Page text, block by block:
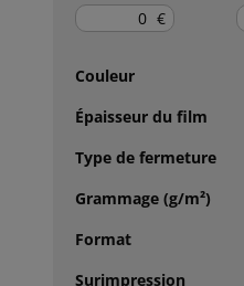
€
Couleur
Épaisseur du film
Type de fermeture
Grammage (g/m²)
Format
Surimpression